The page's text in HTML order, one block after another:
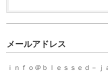
メールアドレス
ｉｎｆｏ＠ｂｌｅｓｓｅｄ－ｊ